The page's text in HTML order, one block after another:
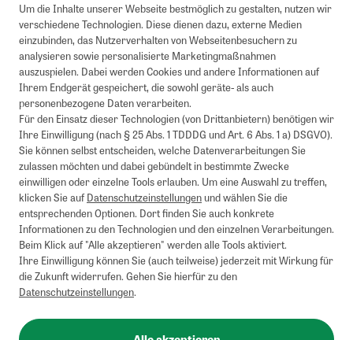
Um die Inhalte unserer Webseite bestmöglich zu gestalten, nutzen wir
verschiedene Technologien. Diese dienen dazu, externe Medien
einzubinden, das Nutzerverhalten von Webseitenbesuchern zu
analysieren sowie personalisierte Marketingmaßnahmen
auszuspielen. Dabei werden Cookies und andere Informationen auf
Ihrem Endgerät gespeichert, die sowohl geräte- als auch
personenbezogene Daten verarbeiten.
Für den Einsatz dieser Technologien (von Drittanbietern) benötigen wir
Ihre Einwilligung (nach § 25 Abs. 1 TDDDG und Art. 6 Abs. 1 a) DSGVO).
Sie können selbst entscheiden, welche Datenverarbeitungen Sie
zulassen möchten und dabei gebündelt in bestimmte Zwecke
einwilligen oder einzelne Tools erlauben. Um eine Auswahl zu treffen,
klicken Sie aufDatenschutzeinstellungenund wählen Sie die
entsprechenden Optionen. Dort finden Sie auch konkrete
Informationen zu den Technologien und den einzelnen Verarbeitungen.
Beim Klick auf "Alle akzeptieren" werden alle Tools aktiviert.
Ihre Einwilligung können Sie (auch teilweise) jederzeit mit Wirkung für
die Zukunft widerrufen. Gehen Sie hierfür zu den
Datenschutzeinstellungen.